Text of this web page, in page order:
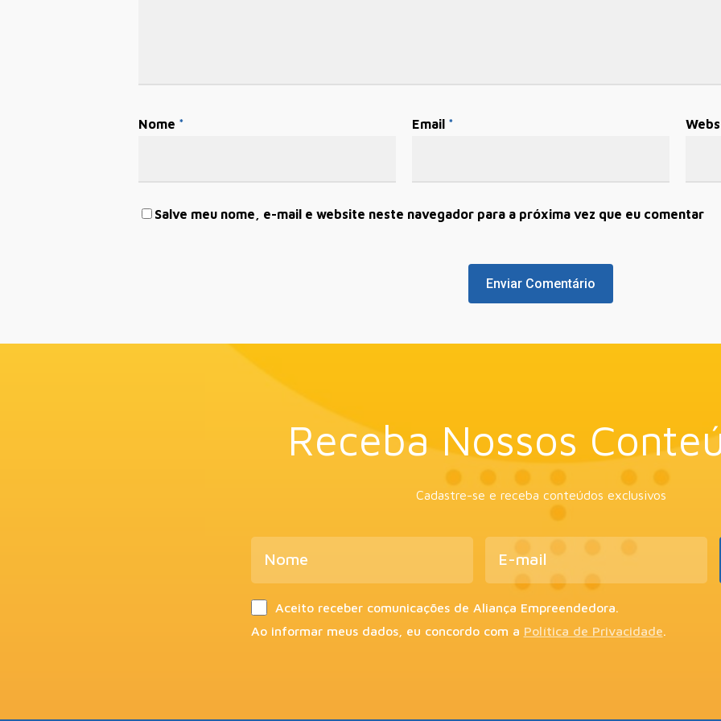
Nome * Email *
Salve meu nome, e-mail e website neste navegador para a próxima vez que eu comentar
Receba Nossos
Cadastre-se e receba conteúdos exclusivos
Aceito receber comunicações de Aliança Empreendedora.
Ao informar meus dados, eu concordo com a Política de Privacidade.